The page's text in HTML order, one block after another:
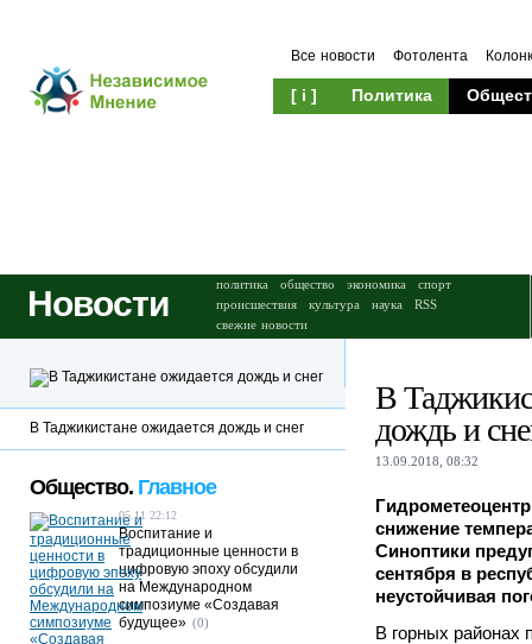
Все новости Фотолента
[ i ] Политика
Новости политика общество экономика
спорт
происшествия
культура наука
RSS
свежие новости
В
дождь и
13.09.2018, 08:32
снижение
Синоптики
сентября в
неустойчивая
В горных районах
В Таджикистане ожидается дождь и снег
Общество. Главное
05.11 22:12
Воспитание и
традиционные ценности в
цифровую эпоху обсудили
на Международном
симпозиуме «Создавая
будущее» (0)